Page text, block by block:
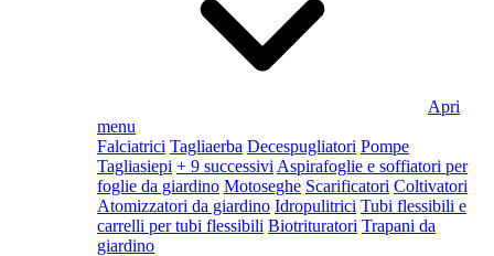
Apri
menu
Falciatrici Tagliaerba Decespugliatori Pompe
Tagliasiepi + 9 successivi Aspirafoglie e soffiatori per
foglie da giardino Motoseghe Scarificatori Coltivatori
Atomizzatori da giardino Idropulitrici Tubi flessibili e
carrelli per tubi flessibili Biotrituratori Trapani da
giardino